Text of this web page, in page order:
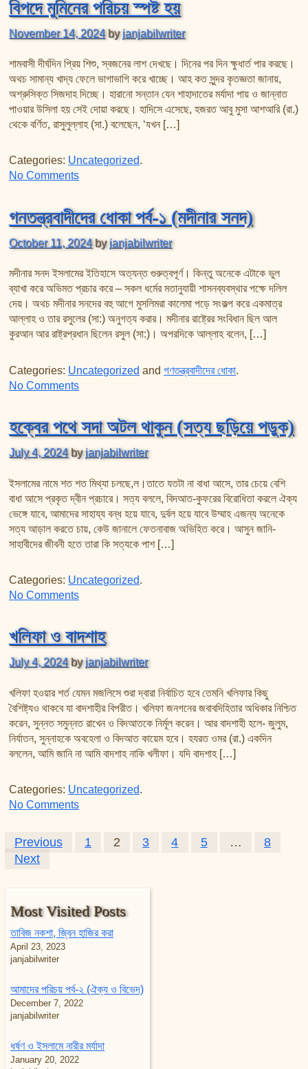
বিপদে মুমিনের পরিচয় স্পষ্ট হয়
November 14, 2024 byjanjabilwriter
শামবাসী দীর্ঘদিন প্রিয় শিশু, স্বজনের লাশ দেখছে। দিনের পর দিন ক্ষুধার্ত পার করছে।
অথচ সামান্য খাদ্য ফেলে ভাগাভাগি করে খাচ্ছে। আহ কত সুন্দর কৃতজ্ঞতা জানায়,
অশ্রুসিক্ত সিজদাহ দিচ্ছে। হারানো সন্তান যেন শাহাদাতের মর্যাদা পায় ও জান্নাত
পাওয়ার উসিলা হয় সেই দোয়া করছে। হাদিসে এসেছে, হজরত আবু মুসা আশআরি (রা.)
থেকে বর্ণিত, রাসুলুল্লাহ (সা.) বলেছেন, ‘যখন […]
Categories: Uncategorized.
No Commentson বিপদে মুমিনের পরিচয় স্পষ্ট হয়
গনতন্ত্রবাদীদের ধোকা পর্ব-১ (মদীনার সনদ)
October 11, 2024 byjanjabilwriter
মদীনার সনদ ইসলামের ইতিহাসে অত্যন্ত গুরুত্বপূর্ণ। কিন্তু অনেকে এটাকে ভুল
ব্যাখা করে অভিমত প্রচার করে – সকল ধর্মের মতানুযায়ী শাসনব্যবস্থার পক্ষে দলিল
দেয়। অথচ মদীনার সনদের বহু আগে মুসলিমরা কালেমা পড়ে সংকল্প করে একমাত্র
আল্লাহ ও তার রসুলের (সা:) অনুগত্য করার। মদীনার রাষ্ট্রের সংবিধান ছিল আল
কুরআন আর রাষ্ট্রপ্রধান ছিলেন রসুল (সা:)। অপরদিকে আল্লাহ বলেন, […]
Categories: Uncategorized andগণতন্ত্রবাদীদের ধোকা.
No Commentson গনতন্ত্রবাদীদের ধোকা পর্ব-১ (মদীনার সনদ)
হক্বের পথে সদা অটল থাকুন (সত্য ছড়িয়ে পড়ুক)
July 4, 2024 byjanjabilwriter
ইসলামের নামে শত শত মিথ্যা চলছে,ল।তাতে যতটা না বাধা আসে, তার চেয়ে বেশি
বাধা আসে প্রকৃত দ্বীন প্রচারে। সত্য বললে, বিদআত-কুফরের বিরোধিতা করলে ঐক্য
ভেঙ্গে যাবে, আমাদের সাহায্য বন্ধ হয়ে যাবে, দুর্বল হয়ে যাবে উম্মাহ এজন্য অনেকে
সত্য আড়াল করতে চায়, কেউ জানালে ফেতনাবাজ অভিহিত করে। আসুন জানি-
সাহাবীদের জীবনী হতে তারা কি সত্যকে পাশ […]
Categories: Uncategorized.
No Commentson হক্বের পথে সদা অটল থাকুন (সত্য ছড়িয়ে পড়ুক)
খলিফা ও বাদশাহ
July 4, 2024 byjanjabilwriter
খলিফা হওয়ার শর্ত যেমন মজলিসে শুরা দ্বারা নির্বাচিত হবে তেমনি খলিফার কিছু
বৈশিষ্ট্যও থাকবে যা বাদশাহীর বিপরীত। খলিফা জনগনের জবাবদিহিতার অধিকার নিশ্চিত
করেন, সুন্নত সমুন্নত রাখেন ও বিদআতকে নির্মূল করেন। আর বাদশাহী হলে- জুলুম,
নির্যাতন, সুন্নাহকে অবহেলা ও বিদআত কায়েম হবে। হযরত ওমর (রা.) একদিন
বললেন, আমি জানি না আমি বাদশাহ নাকি খলীফা। যদি বাদশাহ […]
Categories: Uncategorized.
No Commentson খলিফা ও বাদশাহ
Posts pagination
Previous 1 2 3 4 5 …
8
Next
Most Visited Posts
তাবিজ নকশা, জ্বিন হাজির করা
April 23, 2023
janjabilwriter
আমাদের পরিচয় পর্ব-২ (ঐক্য ও বিভেদ)
December 7, 2022
janjabilwriter
ধর্ষণ ও ইসলামে নারীর মর্যাদা
January 20, 2022